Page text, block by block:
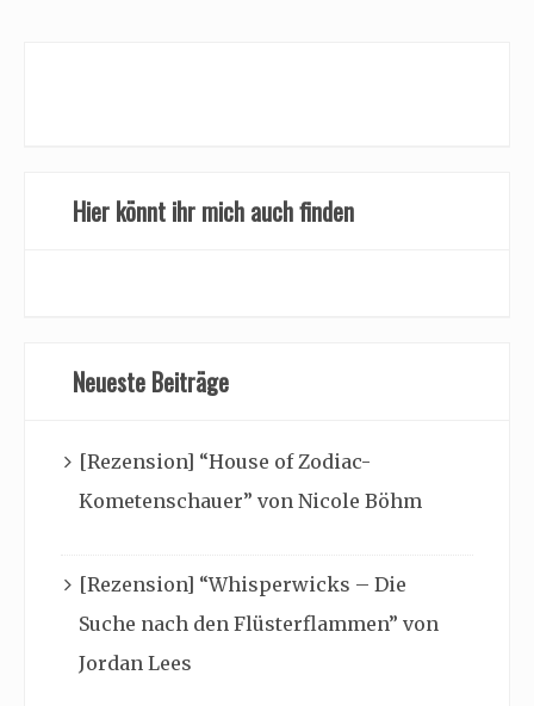
Hier könnt ihr mich auch finden
Neueste Beiträge
[Rezension] “House of Zodiac-
Kometenschauer” von Nicole Böhm
[Rezension] “Whisperwicks – Die
Suche nach den Flüsterflammen” von
Jordan Lees